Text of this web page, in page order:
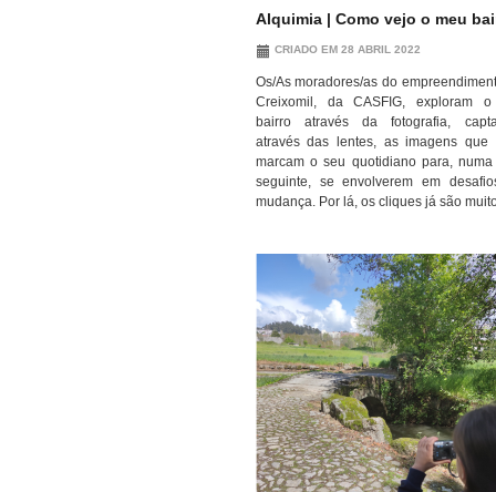
Alquimia | Como vejo o meu
CRIADO EM 28 ABRIL 2022
Os/As moradores/as do
Creixomil, da CASFIG, exploram
bairro através da fotografia,
através das lentes, as imagens que
marcam o seu quotidiano para,
seguinte, se envolverem em
mudança. Por lá, os cliques já são